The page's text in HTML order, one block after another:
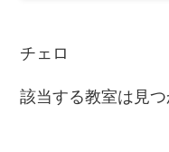
チェロ
該当する教室は見つ